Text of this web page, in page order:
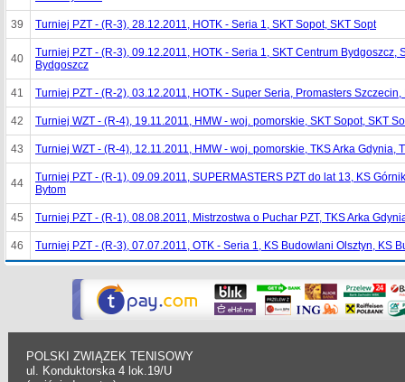
39 Turniej PZT - (R-3), 28.12.2011, HOTK - Seria 1, SKT Sopot, SKT Sopt
40
Turniej PZT - (R-3), 09.12.2011, HOTK - Seria 1, SKT Centrum Bydgoszcz,
Bydgoszcz
41 Turniej PZT - (R-2), 03.12.2011, HOTK - Super Seria, Promasters
42 Turniej WZT - (R-4), 19.11.2011, HMW - woj. pomorskie, SKT Sopot, SKT
43 Turniej WZT - (R-4), 12.11.2011, HMW - woj. pomorskie, TKS Arka Gdynia,
44
Turniej PZT - (R-1), 09.09.2011, SUPERMASTERS PZT do lat 13, KS
Bytom
45 Turniej PZT - (R-1), 08.08.2011, Mistrzostwa o Puchar PZT, TKS Arka
46 Turniej PZT - (R-3), 07.07.2011, OTK - Seria 1, KS Budowlani Olsztyn, KS
POLSKI ZWIĄZEK TENISOWY
ul. Konduktorska 4 lok.19/U